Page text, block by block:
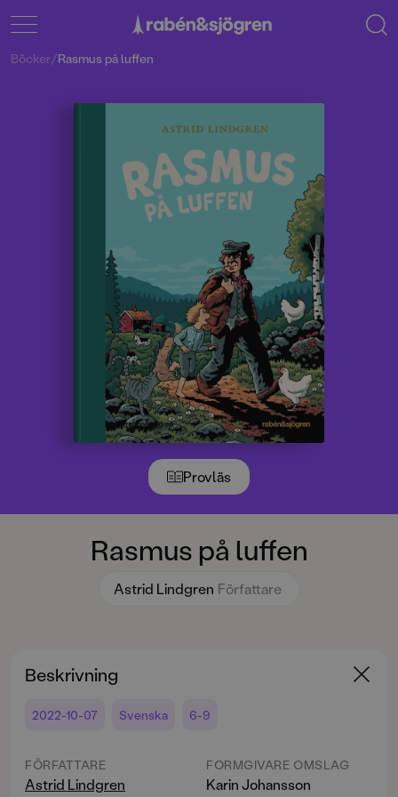
Provläs
Rasmus på luffen
Astrid Lindgren Författare
Böcker/Rasmus på luffen
Beskrivning
2022-10-07 Svenska 6-9
FÖRFATTARE
Astrid Lindgren
FORMGIVARE OMSLAG
Karin Johansson